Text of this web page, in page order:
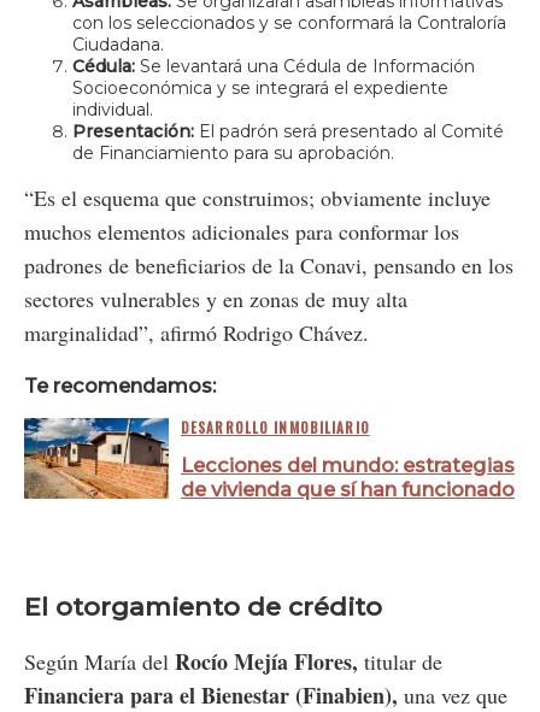
con los seleccionados y se conformará la Contraloría
Ciudadana.
Cédula: Se levantará una Cédula de Información
Socioeconómica y se integrará el expediente
individual.
Presentación: El padrón será presentado al Comité
de Financiamiento para su aprobación.
“Es el esquema que construimos; obviamente incluye
muchos elementos adicionales para conformar los
padrones de beneficiarios de la Conavi, pensando en los
sectores vulnerables y en zonas de muy alta
marginalidad”, afirmó Rodrigo Chávez.
Te recomendamos:
DESARROLLO INMOBILIARIO
Lecciones del mundo: estrategias
de vivienda que sí han funcionado
El otorgamiento de crédito
Según María del Rocío Mejía Flores, titular de
Financiera para el Bienestar (Finabien), una vez que